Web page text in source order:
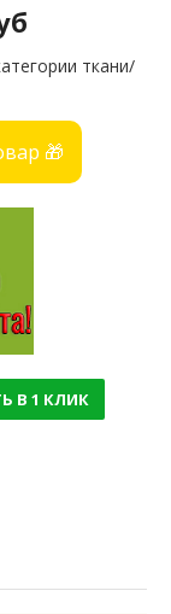
ткани/
🎁
В 1 КЛИК